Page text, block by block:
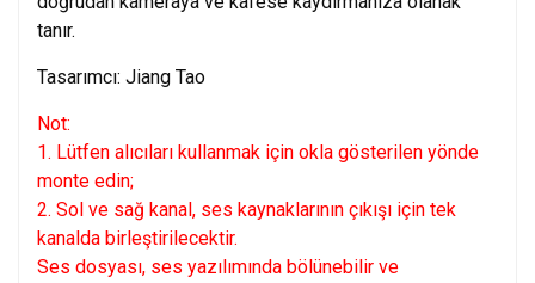
tanır.
Tasarımcı: Jiang Tao
Not:
1. Lütfen alıcıları kullanmak için okla gösterilen yönde
monte edin;
2. Sol ve sağ kanal, ses kaynaklarının çıkışı için tek
kanalda birleştirilecektir.
Ses dosyası, ses yazılımında bölünebilir ve